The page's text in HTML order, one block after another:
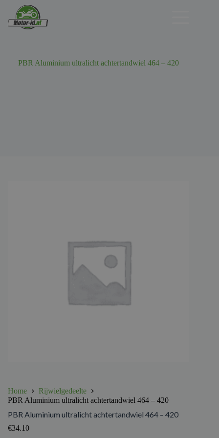
PBR Aluminium ultralicht achtertandwiel 464 – 420
Home
Rijwielgedeelte
PBR Aluminium ultralicht achtertandwiel 464 – 420
PBR Aluminium ultralicht achtertandwiel 464 – 420
€34.10